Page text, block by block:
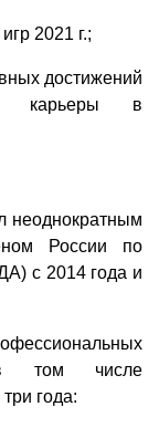
2021 г.;
достижений
карьеры в
неоднократным
России по
с 2014 года и
том числе
года: